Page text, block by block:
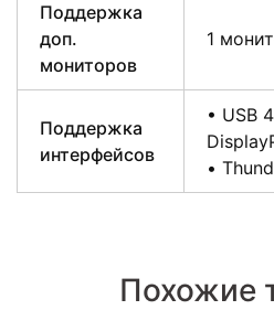
Поддержка
доп.
мониторов
1
Поддержка
интерфейсов
• USB
•
Похожие